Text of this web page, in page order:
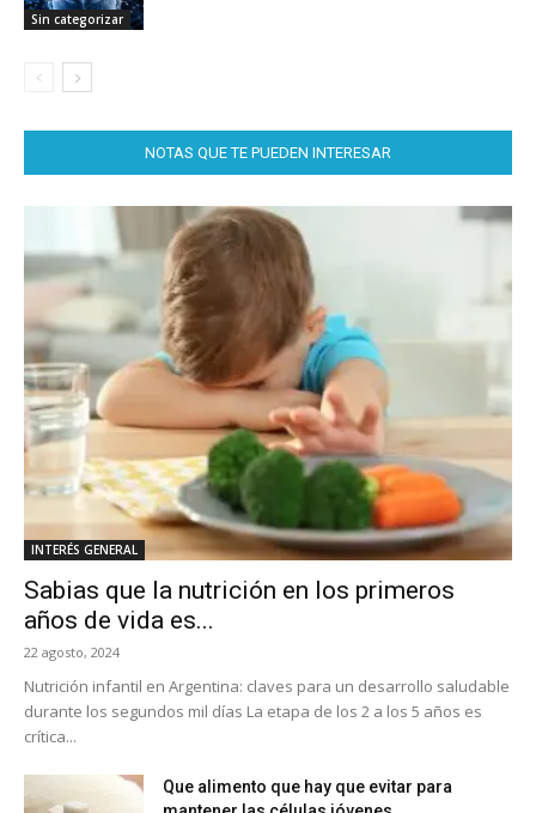
Sin categorizar
NOTAS QUE TE PUEDEN INTERESAR
INTERÉS GENERAL
Sabias que la nutrición en los primeros
años de vida es...
22 agosto, 2024
Nutrición infantil en Argentina: claves para un desarrollo saludable
durante los segundos mil días La etapa de los 2 a los 5 años es
crítica...
Que alimento que hay que evitar para